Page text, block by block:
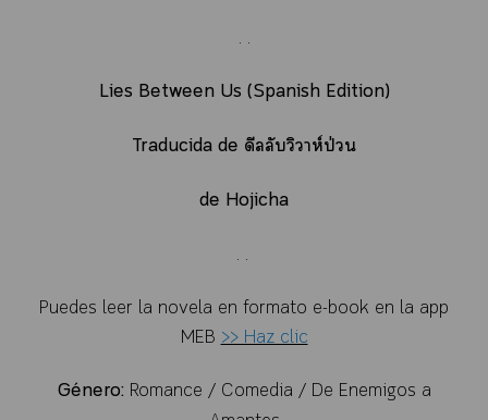
. .
Lies Between Us (Spanish Edition)
Traducida de ดีลลับวิวาห์ป่วน
de Hojicha
. .
Puedes leer la novela en formato e-book en la app
MEB>> Haz clic
Género: Romance / Comedia / De Enemigos a